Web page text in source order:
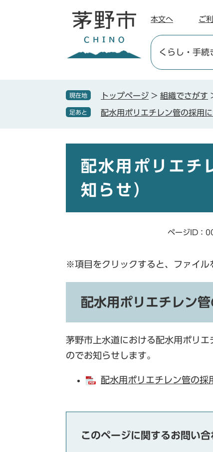
本文へ ご
くらし ・手続
現在地 トップページ > 組織でさがす
足あと 配⽔用ポリエチレン管の採用
配⽔用ポリエチ
知らせ）
ページID：
※項目をクリックすると、ファイル
配⽔用ポリエチレン管
茅野市上水道における配⽔用ポリ
のでお知らせします。
配水用ポリエチレン管の
このページに関するお問い合